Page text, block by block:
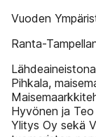
Vuoden
Ranta-
Pihkala,
Hyvönen ja
Ylitys Oy sekä